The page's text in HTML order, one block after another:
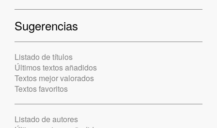
Sugerencias
Listado de títulos
Últimos textos añadidos
Textos mejor valorados
Textos favoritos
Listado de autores